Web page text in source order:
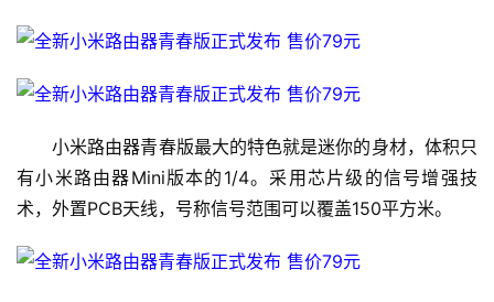
首
小米路由器青春版最大的特色就是迷你的身材，体积只
有小米路由器Mini版本的1/4。采用芯片级的信号增强技
术，外置PCB天线，号称信号范围可以覆盖150平方米。